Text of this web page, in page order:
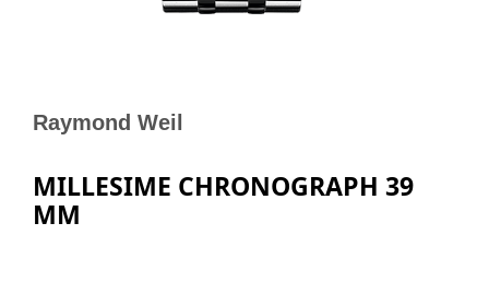
Raymond Weil
MILLESIME CHRONOGRAPH 39
MM